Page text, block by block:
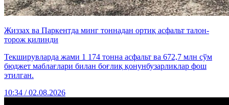
Жиззах ва Паркентда минг тоннадан ортиқ асфальт талон-
торож қилинди
Текширувларда жами 1 174 тонна асфальт ва 672,7 млн сўм
бюджет маблағлари билан боғлиқ қонунбузарликлар фош
этилган.
10:34 / 02.08.2026